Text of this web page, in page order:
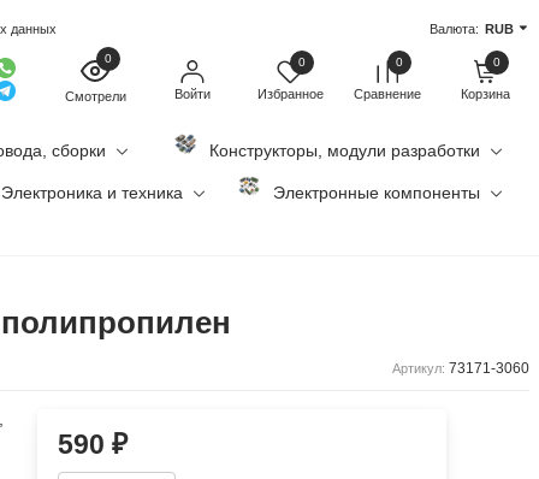
данных Валюта: RUB
0
Смотрели Войти
0
Избранное
0
Сравнение
0
Корзина
сборки Конструкторы, модули разработки
Электроника и техника Электронные компоненты
полипропилен
Артикул: 73171-3060
590 ₽